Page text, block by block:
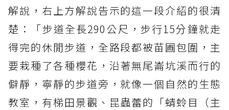
解說，右上方解說告示的這一段介紹的很清
楚：「步道全長290公尺，步行15分鐘就走
得完的休閒步道，全路段都被苗圃包圍，主
要栽種了各種櫻花，沿著無尾崙坑溪而行的
僻靜，寧靜的步道旁，就像一個自然的生態
教室，有梯田景觀、昆蟲蕾的「蜻蛉目（主